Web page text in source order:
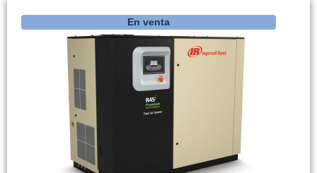
En venta